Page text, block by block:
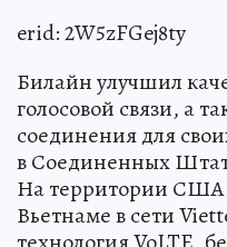
erid: 2W5zFGej8ty
Билайн улучшил
голосовой связи, а
соединения для
в Соединенных
На территории США
Вьетнаме в сети